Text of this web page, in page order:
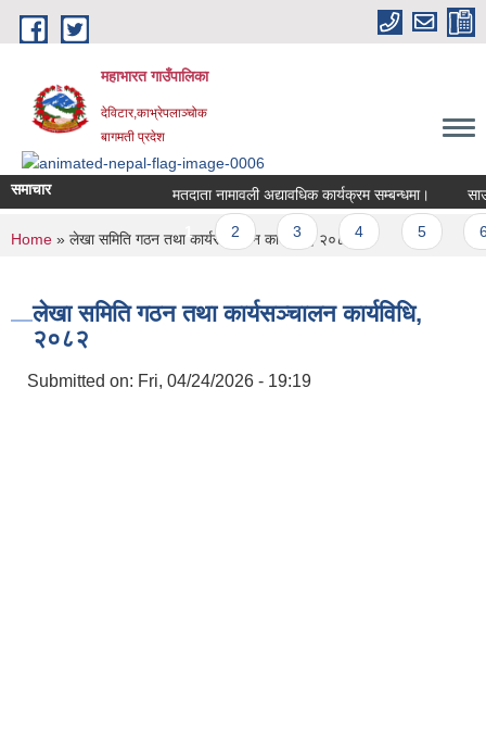
Skip to main content
महाभारत गाउँपालिका
देविटार,काभ्रेपलाञ्चोक
बागमती प्रदेश
समाचार मतदाता नामावली अद्यावधिक कार्यक्रम सम्बन्धमा।
Pages
1
You are here
Home » लेखा समिति गठन तथा कार्यसञ्चालन कार्यविधि, २०८२
लेखा समिति गठन तथा कार्यसञ्चालन कार्यविधि,
२०८२
Submitted on: Fri, 04/24/2026 - 19:19